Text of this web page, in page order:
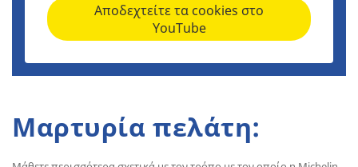
Αποδεχτείτε τα cookies στο
YouTube
Μαρτυρία πελάτη: